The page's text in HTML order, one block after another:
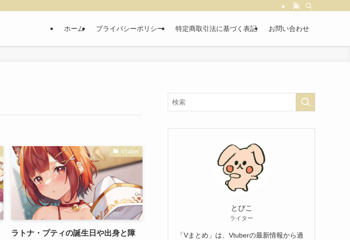
ホーム プライバシーポリシー 特定商取引法に基づく表記 お問い合わせ
VTuber
ラトナ・プティの誕生日や出身と障
とぴこ
ライター
「Vまとめ」は、Vtuberの最新情報から過